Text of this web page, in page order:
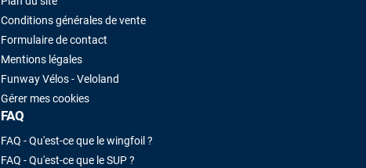
Conditions générales de vente
Formulaire de contact
Mentions légales
Funway Vélos - Veloland
Gérer mes cookies
FAQ
FAQ - Qu'est-ce que le wingfoil ?
FAQ - Qu'est-ce que le SUP ?